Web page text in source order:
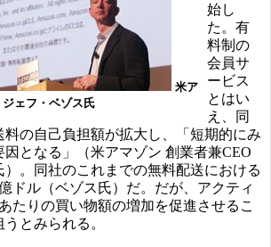
米ア
ェフ・ベゾス氏
始し
た。有
料制の
会員サ
ービス
とはい
え、同
料の自己負担額が拡大し、「短期的にみ
となる」（米アマゾン 創業者兼CEO
）。同社のこれまでの無料配送における
ドル（ベゾス氏）だ。だが、アクティ
たりの買い物額の増加を促進させるこ
とみられる。